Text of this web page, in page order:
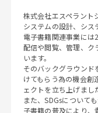
株式会社エスペラント
システムの設計、シス
電子書籍関連事業に
配信や閲覧、管理、ク
います。
そのバックグラウン
けてもらう為の機会
ェクトを立ち上げまし
また、SDGsについて
子書籍の普及により、